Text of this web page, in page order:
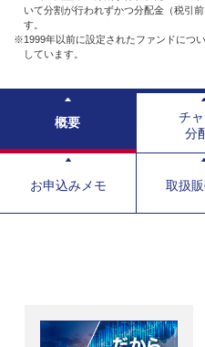
いて分割が行われずかつ分配金（税引
す。
※1999年以前に設定されたファンドにつ
しています。
概要
チ
分
お申込みメモ 取扱